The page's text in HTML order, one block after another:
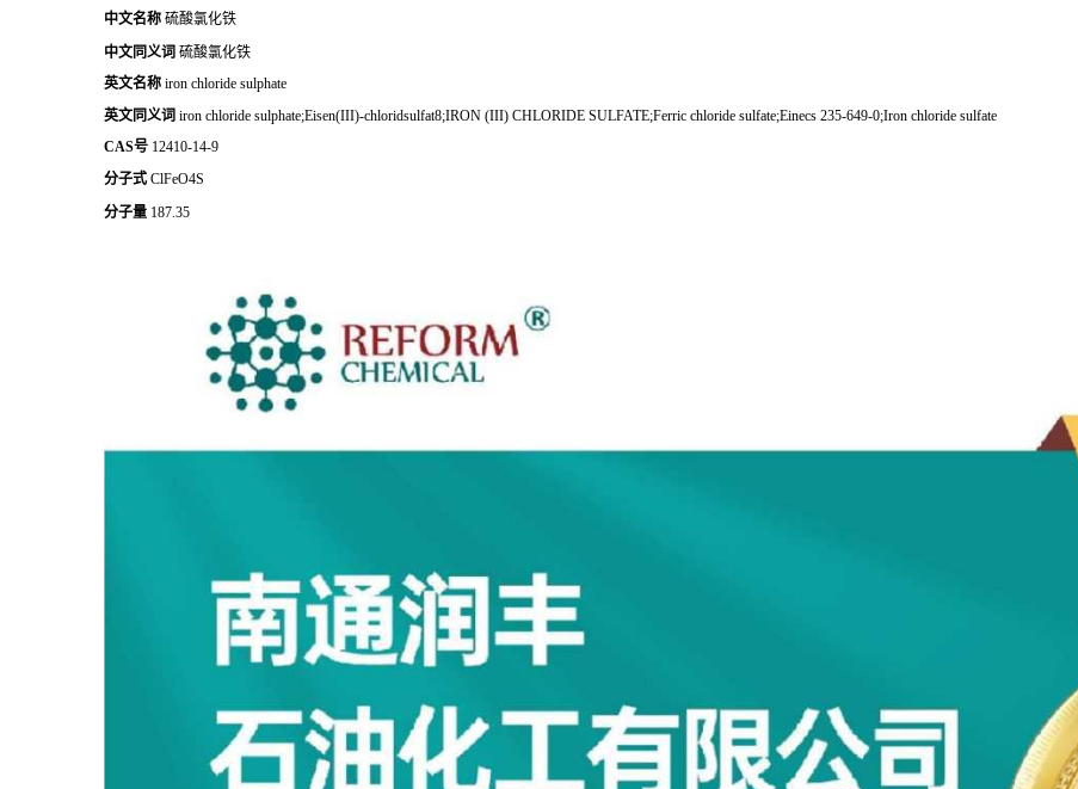
中文名称 硫酸氯化铁
中文同义词 硫酸氯化铁
英文名称 iron chloride sulphate
英文同义词 iron chloride sulphate;Eisen(III)-chloridsulfat8;IRON (III) CHLORIDE SULFATE;Ferric chloride sulfate;Einecs 235-649-0;Iron chloride sulfate
CAS号 12410-14-9
分子式 ClFeO4S
分子量 187.35